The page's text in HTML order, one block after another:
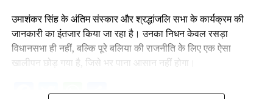
उमाशंकर सिंह के अंतिम संस्कार और श्रद्धांजलि सभा के कार्यक्रम की
जानकारी का इंतजार किया जा रहा है। उनका निधन केवल रसड़ा
विधानसभा ही नहीं, बल्कि पूरे बलिया की राजनीति के लिए एक ऐसा
खालीपन छोड़ गया है, जिसे भर पाना आसान नहीं होगा।
Facebook
Twitter
WhatsApp
Share